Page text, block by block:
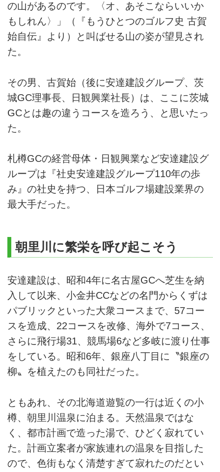
の山があるのです。〈オ、あそこならいいか
もしれん〉」（『もうひとつのゴルフ史 古賀
始自伝』より）と叫ばせる山の姿が望見され
た。
その男、古賀始（後に安達建設グループ、茨
城GC理事長、日観興業社長）は、ここに茨城
GCとは趣の違うコースを造ろう、と思いたっ
た。
札樽GCの経営母体・日観興業など安達建設グ
ループは『社史安達建設グループ110年の歩
み』の社史を持つ、日本ゴルフ場建設業界の
最大手だった。
朝里川に繁栄を呼び起こそう
安達建設は、昭和4年に名古屋GCへ芝生を納
入して以来、小金井CCなどの名門からくずは
パブリックといった大衆コースまで、57コー
スを造成、22コースを改修、海外で7コース、
さらに飛行場31、競馬場6など多岐に渡り仕事
をしている。昭和6年、銀座八丁目に〝銀座の
柳〟を植えたのも同社だった。
ともあれ、その北海道遊覧の一行は近くの小
樽、朝里川温泉に泊まる。天然温泉ではな
く、都市計画で造った湯で、ひどく寂れてい
た。計画立案者が家族連れの温泉を目指した
ので、色街もなく清楚すぎて寂れたのだとい